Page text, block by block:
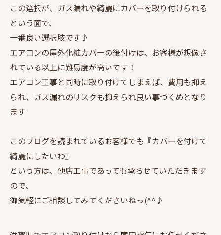
この選択が、ガス漏れや綺麗にカバーを取り付けられる
という面で、
一番良い選択肢です♪
エアコンの屋外化粧カバーの後付けは、お客様が想像さ
れている以上に難易度が高いです！
エアコン工事と同時に取り付けてしまえば、費用も抑え
られ、ガス漏れのリスクも抑えられ良い事づくめとなり
ます
このブログを読まれているお客様でも『カバーを付けて
綺麗にしたいわ』
という方は、他店工事であっても承らせていただきます
ので、
御気軽にご相談してみてくださいねっ(^^♪